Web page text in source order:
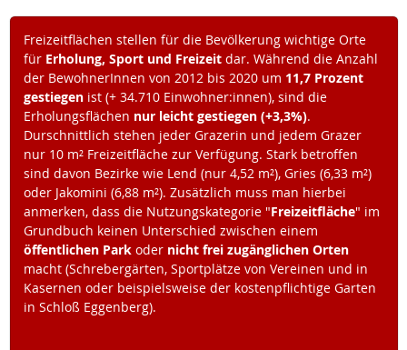
Freizeitflächen stellen für die Bevölkerung wichtige Orte
für Erholung, Sport und Freizeitdar. Während die Anzahl
der BewohnerInnen von 2012 bis 2020 um 11,7 Prozent
gestiegenist (+ 34.710 Einwohner:innen), sind die
Erholungsflächen nur leicht gestiegen (+3,3%).
Durschnittlich stehen jeder Grazerin und jedem Grazer
nur 10 m² Freizeitfläche zur Verfügung. Stark betroffen
sind davon Bezirke wie Lend (nur 4,52 m²), Gries (6,33 m²)
oder Jakomini (6,88 m²). Zusätzlich muss man hierbei
anmerken, dass die Nutzungskategorie "Freizeitfläche" im
Grundbuch keinen Unterschied zwischen einem
öffentlichen Parkoder nicht frei zugänglichen Orten
macht (Schrebergärten, Sportplätze von Vereinen und in
Kasernen oder beispielsweise der kostenpflichtige Garten
in Schloß Eggenberg).